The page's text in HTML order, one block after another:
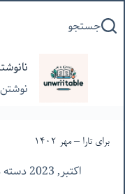
به
جستجو
برای تارا – مهر ١۴٠٢
اکتبر, 2023 دسته ها